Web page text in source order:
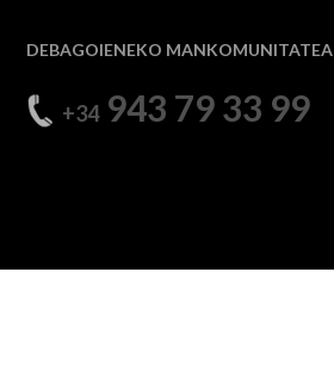
DEBAGOIENEKO MANKOMUNITATEA
+34943 79 33 99